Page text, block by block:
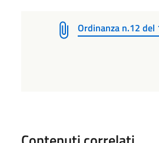
Ordinanza n.12 del